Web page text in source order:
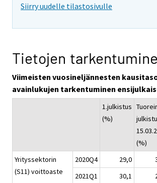
Siirry uudelle tilastosivulle
Tietojen
Viimeisten vuosineljännesten
avainlukujen tarkentuminen
1.julkistus
(%)
(%)
Yrityssektorin
(S11) voittoaste
2020Q4 29,0
2021Q1
30,1